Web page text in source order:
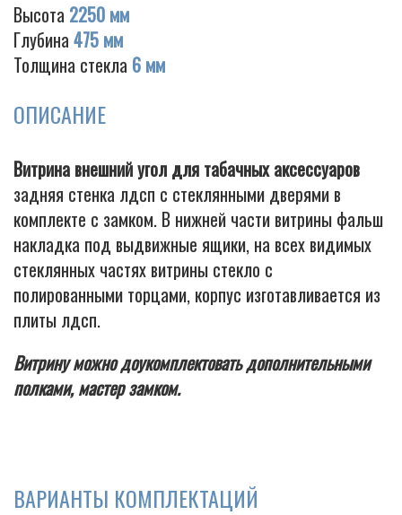
Cigarette
Высота 2250 мм
Глубина 475 мм
Толщина стекла 6 мм
ОПИСАНИЕ
Витрина внешний угол для табачных аксессуаров
задняя стенка лдсп с стеклянными дверями в
комплекте с замком. В нижней части витрины фальш
накладка под выдвижные ящики, на всех видимых
стеклянных частях витрины стекло с
полированными торцами, корпус изготавливается из
плиты лдсп.
Витрину можно доукомплектовать дополнительными
полками, мастер замком.
ВАРИАНТЫ КОМПЛЕКТАЦИЙ